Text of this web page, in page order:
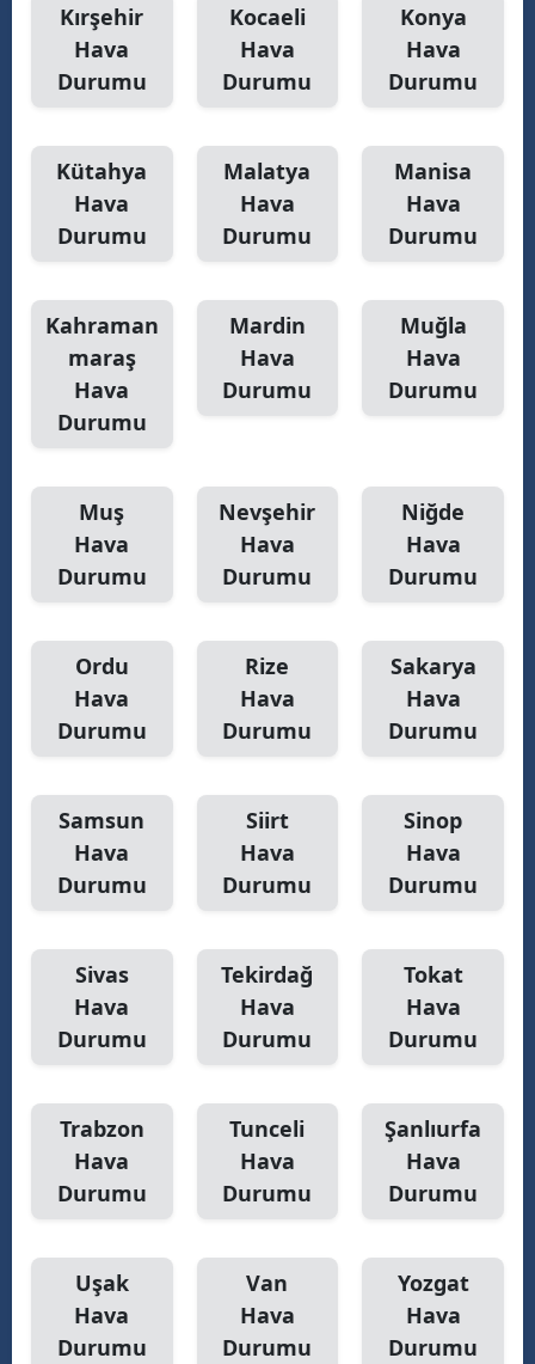
Kırşehir
Hava
Durumu
Kocaeli
Hava
Durumu
Konya
Hava
Durumu
Kütahya
Hava
Durumu
Malatya
Hava
Durumu
Manisa
Hava
Durumu
Kahraman
maraş
Hava
Durumu
Mardin
Hava
Durumu
Muğla
Hava
Durumu
Muş
Hava
Durumu
Nevşehir
Hava
Durumu
Niğde
Hava
Durumu
Ordu
Hava
Durumu
Rize
Hava
Durumu
Sakarya
Hava
Durumu
Samsun
Hava
Durumu
Siirt
Hava
Durumu
Sinop
Hava
Durumu
Sivas
Hava
Durumu
Tekirdağ
Hava
Durumu
Tokat
Hava
Durumu
Trabzon
Hava
Durumu
Tunceli
Hava
Durumu
Şanlıurfa
Hava
Durumu
Uşak
Hava
Durumu
Van
Hava
Durumu
Yozgat
Hava
Durumu